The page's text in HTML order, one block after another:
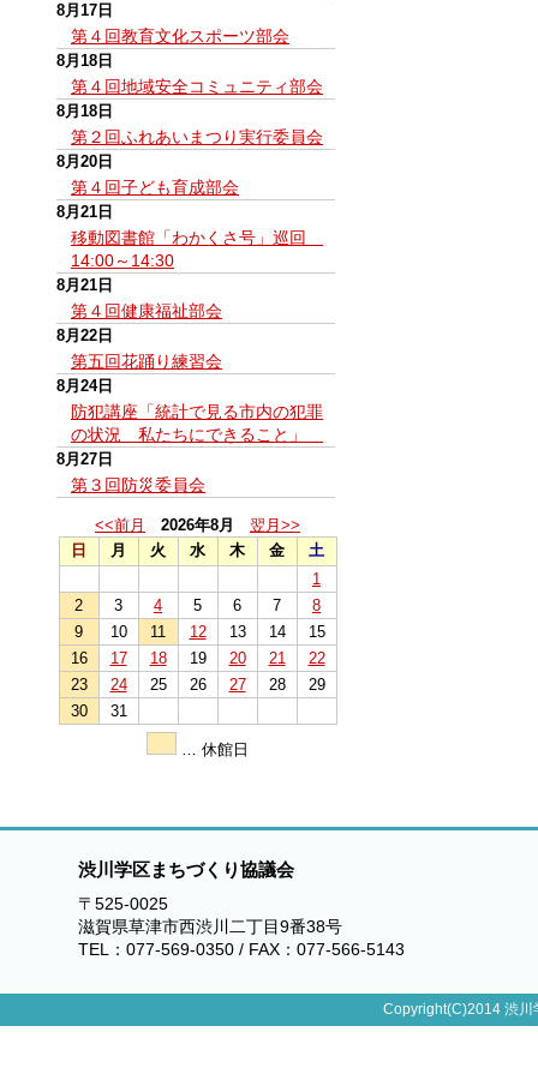
8月17日
第４回教育文化スポーツ部会
8月18日
第４回地域安全コミュニティ部会
8月18日
第２回ふれあいまつり実行委員会
8月20日
第４回子ども育成部会
8月21日
移動図書館「わかくさ号」巡回
14:00～14:30
8月21日
第４回健康福祉部会
8月22日
第五回花踊り練習会
8月24日
防犯講座「統計で見る市内の犯罪
の状況 私たちにできること」
8月27日
第３回防災委員会
<<前月 2026年8月
翌月>>
日
月 火 水 木 金
土
1
2
3 4 5 6 7
8
9
10 11 12 13 14
15
16
17 18 19 20 21
22
23
24 25 26 27 28
29
30
31
… 休館日
渋川学区まちづくり協議会
〒525-0025
滋賀県草津市西渋川二丁目9番38号
TEL：077-569-0350 / FAX：077-566-5143
Copyright(C)2014 渋川